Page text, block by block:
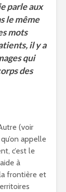
parle aux
le même
mots
il y a
qui
des
(voir
appelle
c’est le
à
frontière et